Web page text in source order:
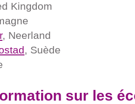
Kingdom
, Neerland
, Suède
sur les